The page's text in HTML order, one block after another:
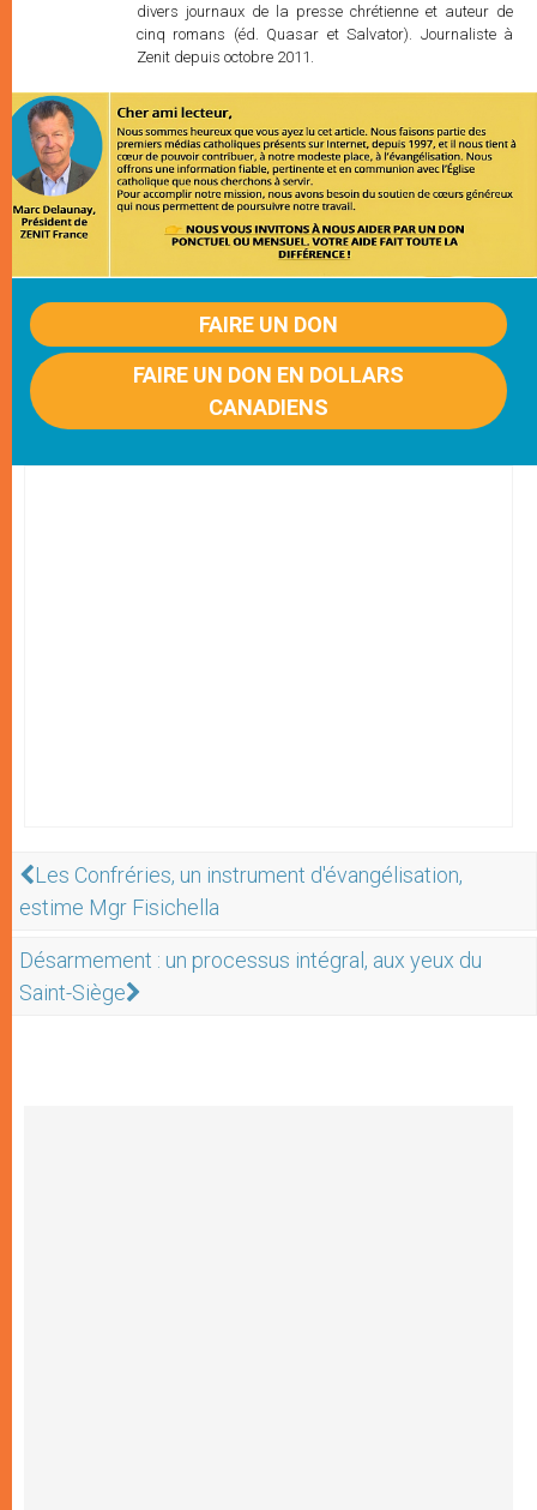
divers journaux de la presse chrétienne et auteur de
cinq romans (éd. Quasar et Salvator). Journaliste à
Zenit depuis octobre 2011.
FAIRE UN DON
FAIRE UN DON EN DOLLARS
CANADIENS
Les Confréries, un instrument d'évangélisation,
estime Mgr Fisichella
Désarmement : un processus intégral, aux yeux du
Saint-Siège